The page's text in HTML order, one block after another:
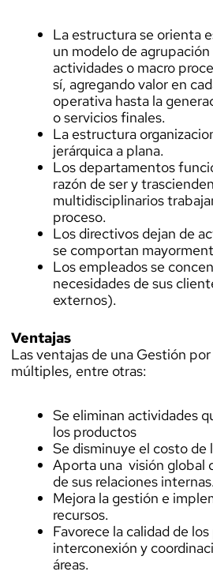
La estructura se orienta
un modelo de
actividades o macro
sí, agregando valor en
operativa hasta la
o servicios finales.
La estructura
jerárquica a plana.
Los departamentos
razón de ser y
multidisciplinarios
proceso.
Los directivos dejan de
se comportan
Los empleados se
necesidades de sus
externos).
Ventajas
Las ventajas de una Gestión
múltiples, entre otras:
Se eliminan actividades
los productos
Se disminuye el costo de
Aporta una visión global
de sus relaciones
Mejora la gestión e
recursos.
Favorece la calidad de
interconexión y
áreas.